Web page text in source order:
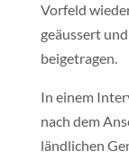
Vorfeld
geäussert
beigetragen.
In einem
nach dem
ländlichen